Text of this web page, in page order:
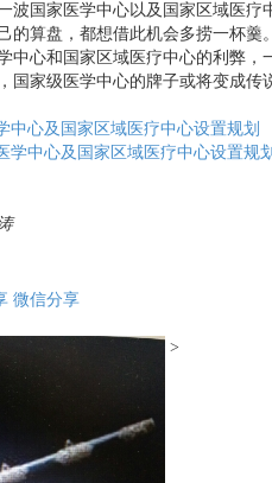
波国家医学中心以及国家区域医疗
的算盘，都想借此机会多捞一杯羹。
中心和国家区域医疗中心的利弊
国家级医学中心的牌子或将变成传
中心及国家区域医疗中心设置规划
学中心及国家区域医疗中心设置规
微信分享
>